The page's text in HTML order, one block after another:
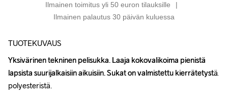
Ilmainen toimitus yli 50 euron tilauksille
Ilmainen palautus 30 päivän kuluessa
TUOTEKUVAUS
Yksivärinen tekninen pelisukka. Laaja kokovalikoima pienistä
lapsista suurijalkaisiin aikuisiin. Sukat on valmistettu kierrätetystä
polyesteristä.
Yksivärinen tekninen pelisukka. Laaja kokovalikoima pienistä
lapsista suurijalkaisiin aikuisiin. Sukat on valmistettu kierrätetystä
polyesteristä.